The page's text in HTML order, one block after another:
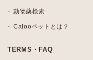
動物薬検索
Calooペットとは？
TERMS・FAQ